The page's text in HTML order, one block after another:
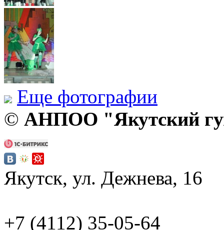
Еще фотографии
© АНПОО "Якутский
Якутск,
+7 (4112) 35-05-64